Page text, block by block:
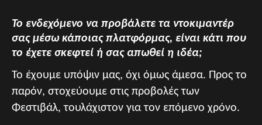
Το ενδεχόμενο να προβάλετε τα ντοκιμαντέρ
σας μέσω κάποιας πλατφόρμας, είναι κάτι που
το έχετε σκεφτεί ή σας απωθεί η ιδέα;
Το έχουμε υπόψιν μας, όχι όμως άμεσα. Προς το
παρόν, στοχεύουμε στις προβολές των
Φεστιβάλ, τουλάχιστον για τον επόμενο χρόνο.